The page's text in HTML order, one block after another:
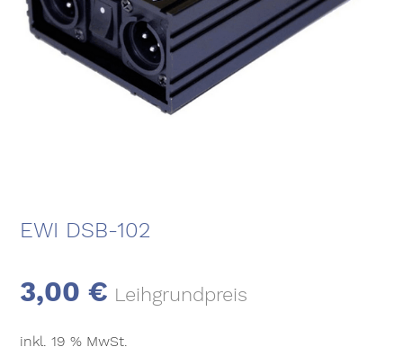
EWI DSB-102
3,00€ Leihgrundpreis
inkl. 19 % MwSt.